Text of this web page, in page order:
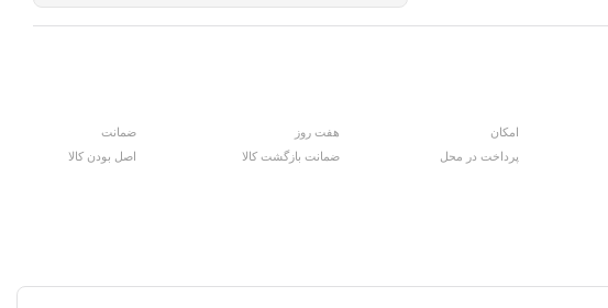
امکان
پرداخت در محل
هفت روز
ضمانت بازگشت کالا
ضمانت
اصل بودن کالا